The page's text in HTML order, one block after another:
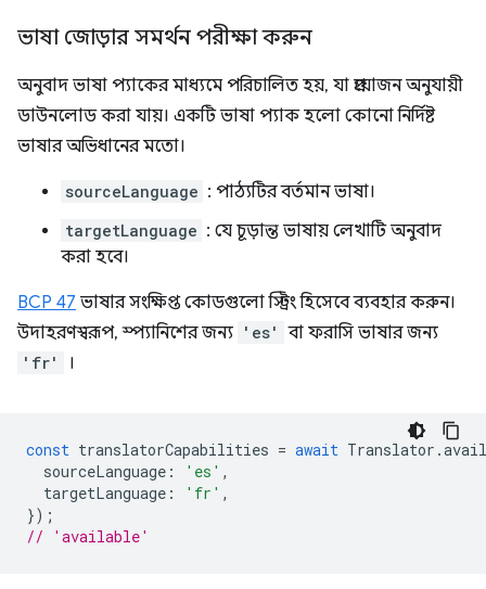
ভাষা জোড়ার সমর্থন পরীক্ষা করুন
অনুবাদ ভাষা প্যাকের মাধ্যমে পরিচালিত হয়, যা প্রয়োজন অনুযায়ী
ডাউনলোড করা যায়। একটি ভাষা প্যাক হলো কোনো নির্দিষ্ট
ভাষার অভিধানের মতো।
sourceLanguage : পাঠ্যটির বর্তমান ভাষা।
targetLanguage : যে চূড়ান্ত ভাষায় লেখাটি অনুবাদ
করা হবে।
BCP 47 ভাষার সংক্ষিপ্ত কোডগুলো স্ট্রিং হিসেবে ব্যবহার করুন।
উদাহরণস্বরূপ, স্প্যানিশের জন্য 'es' বা ফরাসি ভাষার জন্য
'fr' ।
const translatorCapabilities = await Translator .
sourceLanguage : 'es' ,
targetLanguage : 'fr' ,
});
// 'available'